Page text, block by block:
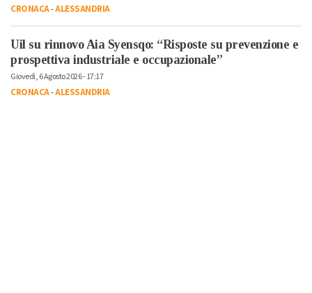
CRONACA-ALESSANDRIA
Uil su rinnovo Aia Syensqo: “Risposte su prevenzione e
prospettiva industriale e occupazionale”
Giovedì, 6 Agosto 2026 - 17:17
CRONACA-ALESSANDRIA